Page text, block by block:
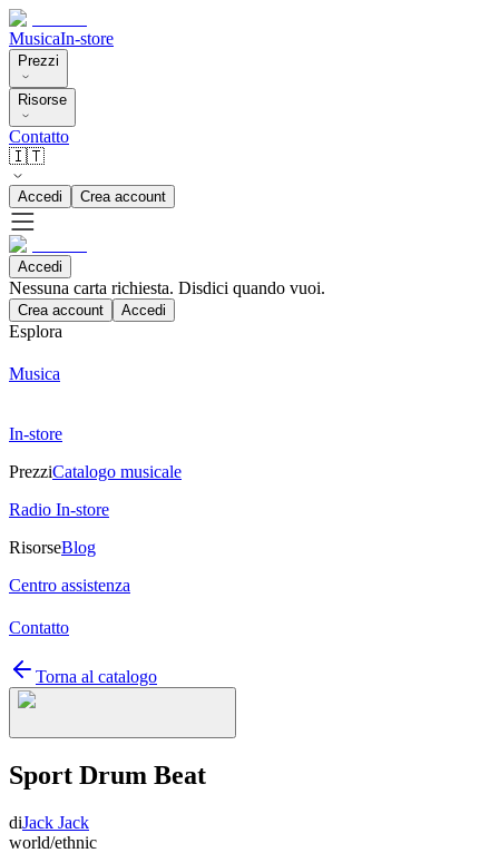
MusicaIn-store
Prezzi
Risorse
Contatto
🇮🇹
Accedi Crea account
Accedi
Nessuna carta richiesta. Disdici quando vuoi.
Crea account Accedi
Esplora
Musica
In-store
PrezziCatalogo musicale
Radio In-store
RisorseBlog
Centro assistenza
Contatto
Torna al catalogo
Sport Drum Beat
diJack Jack
world/ethnic